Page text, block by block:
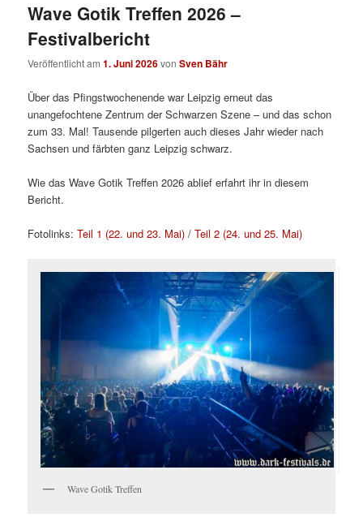
Wave Gotik Treffen 2026 –
Festivalbericht
Veröffentlicht am1. Juni 2026vonSven Bähr
Über das Pfingstwochenende war Leipzig erneut das
unangefochtene Zentrum der Schwarzen Szene – und das schon
zum 33. Mal! Tausende pilgerten auch dieses Jahr wieder nach
Sachsen und färbten ganz Leipzig schwarz.
Wie das Wave Gotik Treffen 2026 ablief erfahrt ihr in diesem
Bericht.
Fotolinks:Teil 1 (22. und 23. Mai) /Teil 2 (24. und 25. Mai)
Wave Gotik Treffen